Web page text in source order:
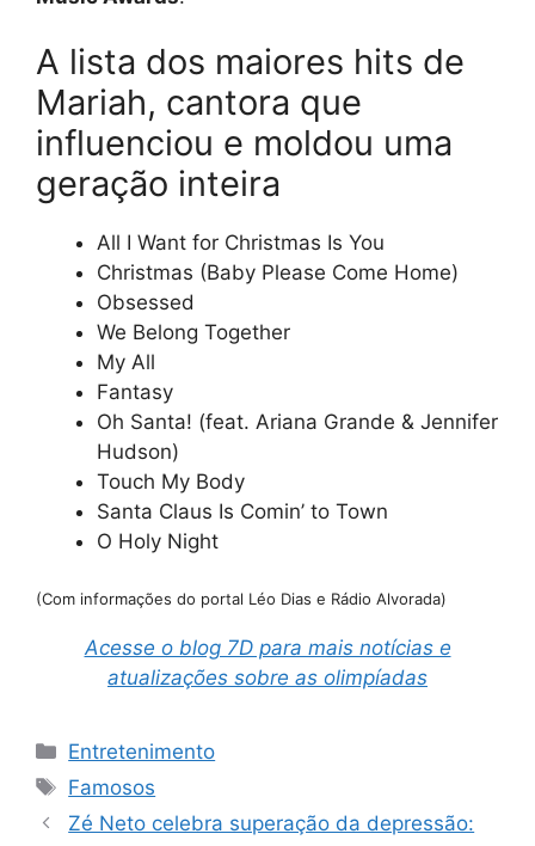
A lista dos maiores hits de
Mariah, cantora que
influenciou e moldou uma
geração inteira
All I Want for Christmas Is You
Christmas (Baby Please Come Home)
Obsessed
We Belong Together
My All
Fantasy
Oh Santa! (feat. Ariana Grande & Jennifer
Hudson)
Touch My Body
Santa Claus Is Comin’ to Town
O Holy Night
(Com informações do portal Léo Dias e Rádio Alvorada)
Acesse o blog 7D para mais notícias e
atualizações sobre as olimpíadas
Categorias
Entretenimento
Tags
Famosos
Zé Neto celebra superação da depressão: